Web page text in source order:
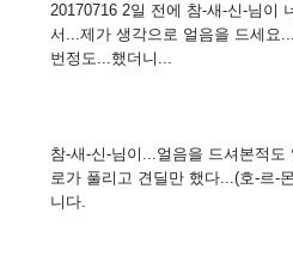
20170716 2일 전에 참-새-신-님이
서...제가 생각으로 얼음을 드세요
번정도...했더니...
참-새-신-님이...얼음을 드셔본적
로가 풀리고 견딜만 했다...(호-르-
니다.